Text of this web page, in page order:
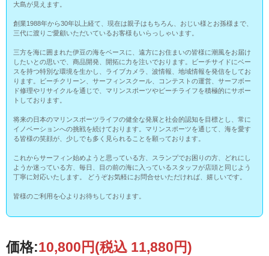
大島が見えます。
創業1988年から30年以上経て、現在は親子はもちろん、おじい様とお孫様まで、
三代に渡りご愛顧いただいているお客様もいらっしゃいます。
三方を海に囲まれた伊豆の海をベースに、遠方にお住まいの皆様に潮風をお届け
したいとの思いで、商品開発、開拓に力を注いでおります。ビーチサイドにベー
スを持つ特別な環境を生かし、ライブカメラ、波情報、地域情報を発信をしてお
ります。ビーチクリーン、サーフィンスクール、コンテストの運営、サーフボー
ド修理やリサイクルを通じで、マリンスポーツやビーチライフを積極的にサポー
トしております。
将来の日本のマリンスポーツライフの健全な発展と社会的認知を目標とし、常に
イノベーションへの挑戦を続けております。マリンスポーツを通じて、海を愛す
る皆様の笑顔が、少しでも多く見られることを願っております。
これからサーフィン始めようと思っている方、スランプでお困りの方、どれにし
ようか迷っている方、毎日、目の前の海に入っているスタッフが店頭と同じよう
丁寧に対応いたします。 どうぞお気軽にお問合せいただければ、嬉しいです。
皆様のご利用を心よりお待ちしております。
価格:10,800円(税込 11,880円)